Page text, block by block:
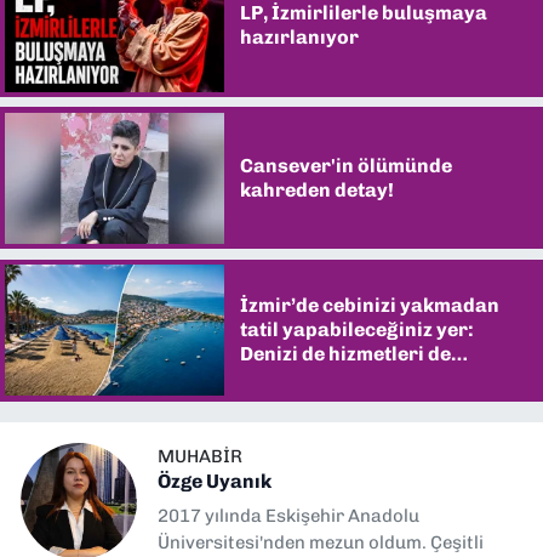
LP, İzmirlilerle buluşmaya
hazırlanıyor
Cansever'in ölümünde
kahreden detay!
İzmir’de cebinizi yakmadan
tatil yapabileceğiniz yer:
Denizi de hizmetleri de
MUHABIR
Özge Uyanık
2017 yılında Eskişehir Anadolu
Üniversitesi'nden mezun oldum. Çeşitli